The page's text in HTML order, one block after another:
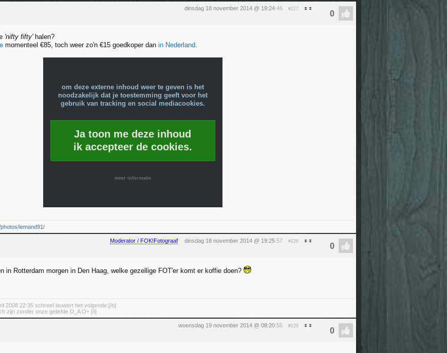
dinsdag 18 november 2014 @ 19:24:46 #227
'nifty fifty'halen?
momenteel €85, toch weer zo'n €15 goedkoper dan in Nederland.
om deze externe inhoud weer te geven is het
noodzakelijk dat je toestemming geeft voor het
gebruik van tracking en social mediacookies.
Ja toon me deze inhoud
ik accepteer de cookies.
meer informatie
iemand91/
Moderator / FOK!Fotograaf dinsdag 18 november 2014 @ 19:25:57 #228
in Rotterdam morgen in Den Haag, welke gezellige FOT'er komt er koffie doen?
2008 22:35 schreef lauwert het volgende:[/b]
zijn zonder onze geliefde D_A O+ [/i]
woensdag 19 november 2014 @ 08:20:55 #229